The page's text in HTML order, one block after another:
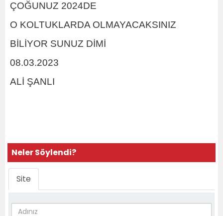
ÇOĞUNUZ 2024DE
O KOLTUKLARDA OLMAYACAKSINIZ
BİLİYOR SUNUZ DİMİ
08.03.2023
ALİ ŞANLI
Neler Söylendi?
Site